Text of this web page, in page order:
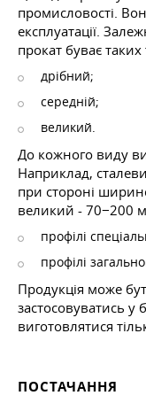
промисловості.
експлуатації.
прокат буває таких
дрібний;
середній;
великий.
До кожного виду
Наприклад,
при стороні
великий - 70−200
профілі
профілі
Продукція може
застосовуватись у
виготовлятися
ПОСТАЧАННЯ